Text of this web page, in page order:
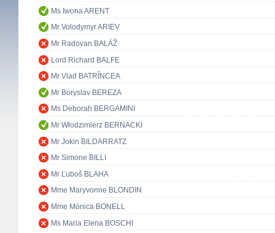
Ms Iwona ARENT
Mr Volodymyr ARIEV
Mr Radovan BALÁŽ
Lord Richard BALFE
Mr Vlad BATRÎNCEA
Mr Boryslav BEREZA
Ms Deborah BERGAMINI
Mr Włodzimierz BERNACKI
Mr Jokin BILDARRATZ
Mr Simone BILLI
Mr Ľuboš BLAHA
Mme Maryvonne BLONDIN
Mme Mònica BONELL
Ms Maria Elena BOSCHI